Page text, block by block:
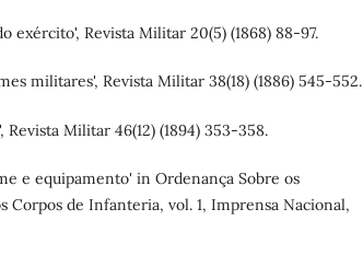
exército', Revista Militar 20(5) (1868) 88-97.
militares', Revista Militar 38(18) (1886) 545-552.
Revista Militar 46(12) (1894) 353-358.
e equipamento' in Ordenança Sobre os
Corpos de Infanteria, vol. 1, Imprensa Nacional,